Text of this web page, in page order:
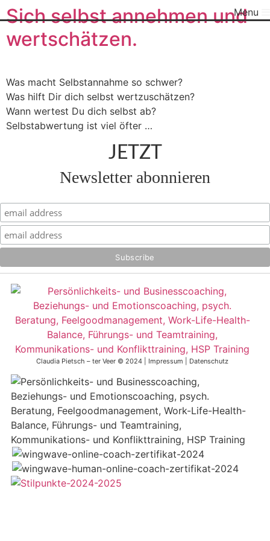
Menu
Sich selbst annehmen und
wertschätzen.
Was macht Selbstannahme so schwer?
Was hilft Dir dich selbst wertzuschätzen?
Wann wertest Du dich selbst ab?
Selbstabwertung ist viel öfter …
JETZT
Newsletter abonnieren
Claudia Pietsch – ter Veer © 2024 | Impressum Datenschutz